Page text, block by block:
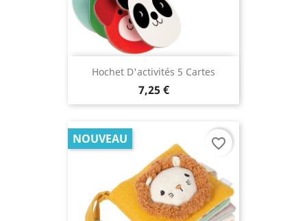
Hochet D'activités 5 Cartes
7,25 €
NOUVEAU favorite_border